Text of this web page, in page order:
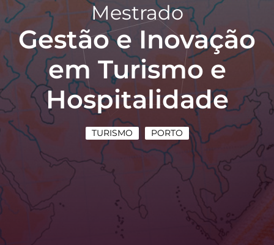
Mestrado
Gestão e Inovação
em Turismo e
Hospitalidade
TURISMO PORTO